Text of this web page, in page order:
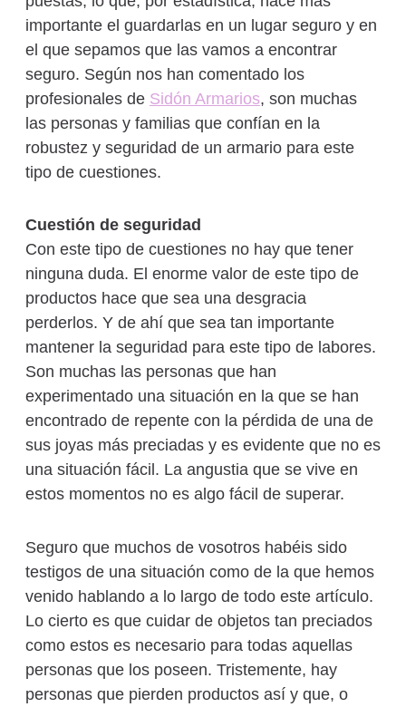
importante el guardarlas en un lugar seguro y en
el que sepamos que las vamos a encontrar
seguro. Según nos han comentado los
profesionales de Sidón Armarios, son muchas
las personas y familias que confían en la
robustez y seguridad de un armario para este
tipo de cuestiones.
Cuestión de seguridad
Con este tipo de cuestiones no hay que tener
ninguna duda. El enorme valor de este tipo de
productos hace que sea una desgracia
perderlos. Y de ahí que sea tan importante
mantener la seguridad para este tipo de labores.
Son muchas las personas que han
experimentado una situación en la que se han
encontrado de repente con la pérdida de una de
sus joyas más preciadas y es evidente que no es
una situación fácil. La angustia que se vive en
estos momentos no es algo fácil de superar.
Seguro que muchos de vosotros habéis sido
testigos de una situación como de la que hemos
venido hablando a lo largo de todo este artículo.
Lo cierto es que cuidar de objetos tan preciados
como estos es necesario para todas aquellas
personas que los poseen. Tristemente, hay
personas que pierden productos así y que, o